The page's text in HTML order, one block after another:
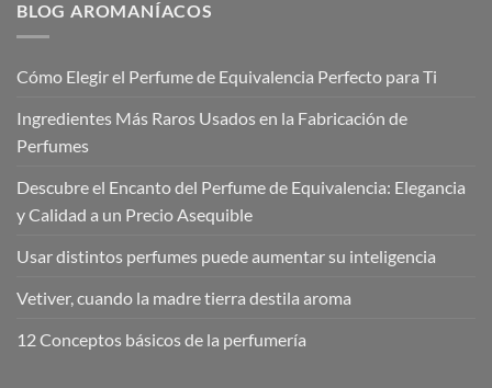
BLOG AROMANÍACOS
Cómo Elegir el Perfume de Equivalencia Perfecto para Ti
Ingredientes Más Raros Usados en la Fabricación de
Perfumes
Descubre el Encanto del Perfume de Equivalencia: Elegancia
y Calidad a un Precio Asequible
Usar distintos perfumes puede aumentar su inteligencia
Vetiver, cuando la madre tierra destila aroma
12 Conceptos básicos de la perfumería